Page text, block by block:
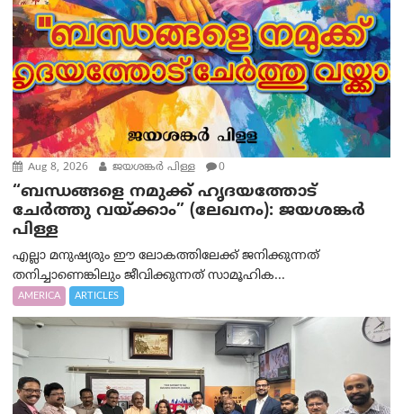
Aug 8, 2026 ജയശങ്കര്‍ പിള്ള 0
“ബന്ധങ്ങളെ നമുക്ക് ഹൃദയത്തോട്
ചേർത്തു വയ്ക്കാം” (ലേഖനം): ജയശങ്കര്‍
പിള്ള
എല്ലാ മനുഷ്യരും ഈ ലോകത്തിലേക്ക് ജനിക്കുന്നത്
തനിച്ചാണെങ്കിലും ജീവിക്കുന്നത് സാമൂഹിക...
AMERICA ARTICLES